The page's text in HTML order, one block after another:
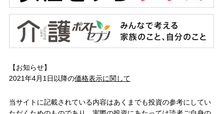
【お知らせ】
2021年4月1日以降の価格表示に関して
当サイトに記載されている内容はあくまでも投資の参考にしてい